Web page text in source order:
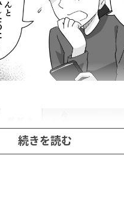
続きを読む